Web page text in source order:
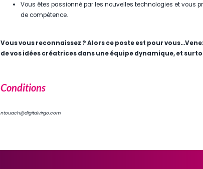
Vous êtes passionné par les nouvelles technologies et vous
de compétence.
Vous vous reconnaissez ? Alors ce poste est pour
de vos idées créatrices dans une équipe dynamique, et
Conditions
ntouach@digitalvirgo.com